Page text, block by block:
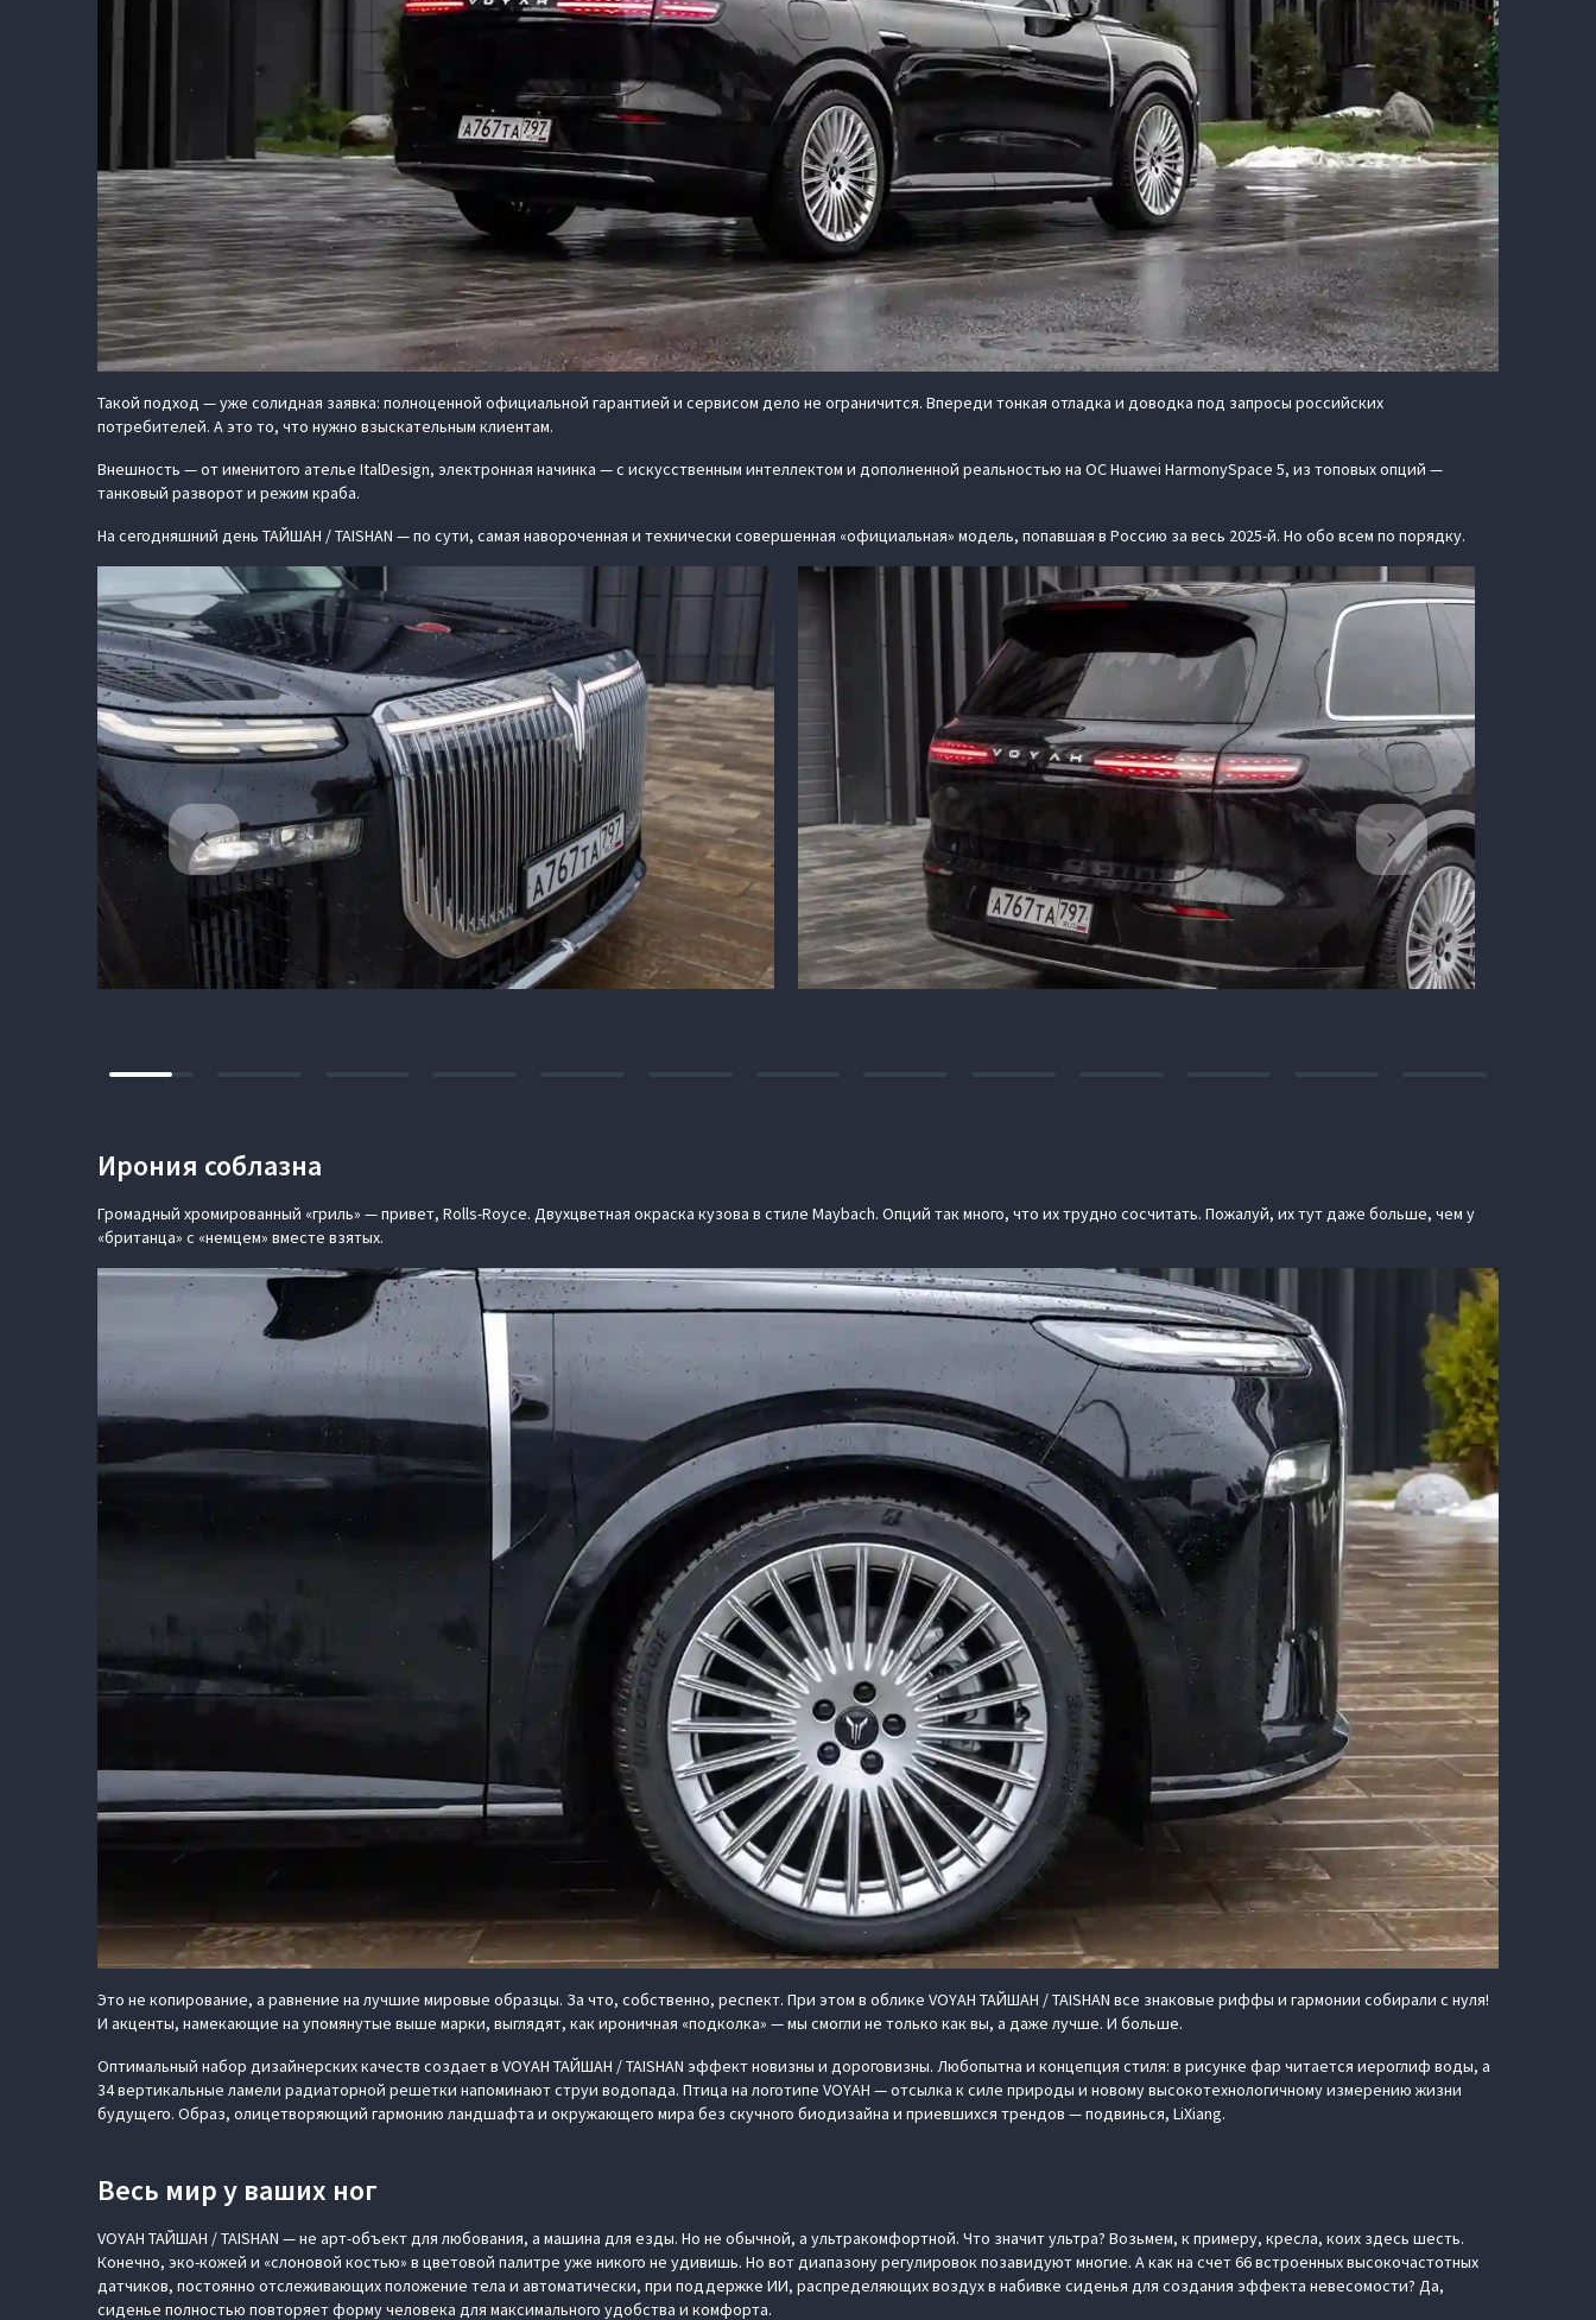
Такой подход — уже солидная заявка: полноценной официальной гарантией и сервисом дело не ограничится. Впереди тонкая отладка и доводка под запросы российских
потребителей. А это то, что нужно взыскательным клиентам.
Внешность — от именитого ателье ItalDesign, электронная начинка — с искусственным интеллектом и дополненной реальностью на ОС Huawei HarmonySpace 5, из топовых опций —
танковый разворот и режим краба.
На сегодняшний день ТАЙШАН / TAISHAN — по сути, самая навороченная и технически совершенная «официальная» модель, попавшая в Россию за весь 2025-й. Но обо всем по порядку.
Ирония соблазна
Громадный хромированный «гриль» — привет, Rolls-Royce. Двухцветная окраска кузова в стиле Maybach. Опций так много, что их трудно сосчитать. Пожалуй, их тут даже больше, чем у
«британца» с «немцем» вместе взятых.
Это не копирование, а равнение на лучшие мировые образцы. За что, собственно, респект. При этом в облике VOYAH ТАЙШАН / TAISHAN все знаковые риффы и гармонии собирали с нуля!
И акценты, намекающие на упомянутые выше марки, выглядят, как ироничная «подколка» — мы смогли не только как вы, а даже лучше. И больше.
Оптимальный набор дизайнерских качеств создает в VOYAH ТАЙШАН / TAISHAN эффект новизны и дороговизны. Любопытна и концепция стиля: в рисунке фар читается иероглиф воды, а
34 вертикальные ламели радиаторной решетки напоминают струи водопада. Птица на логотипе VOYAH — отсылка к силе природы и новому высокотехнологичному измерению жизни
будущего. Образ, олицетворяющий гармонию ландшафта и окружающего мира без скучного биодизайна и приевшихся трендов — подвинься, LiXiang.
Весь мир у ваших ног
VOYAH ТАЙШАН / TAISHAN — не арт-объект для любования, а машина для езды. Но не обычной, а ультракомфортной. Что значит ультра? Возьмем, к примеру, кресла, коих здесь шесть.
Конечно, эко-кожей и «слоновой костью» в цветовой палитре уже никого не удивишь. Но вот диапазону регулировок позавидуют многие. А как на счет 66 встроенных высокочастотных
датчиков, постоянно отслеживающих положение тела и автоматически, при поддержке ИИ, распределяющих воздух в набивке сиденья для создания эффекта невесомости? Да,
сиденье полностью повторяет форму человека для максимального удобства и комфорта.